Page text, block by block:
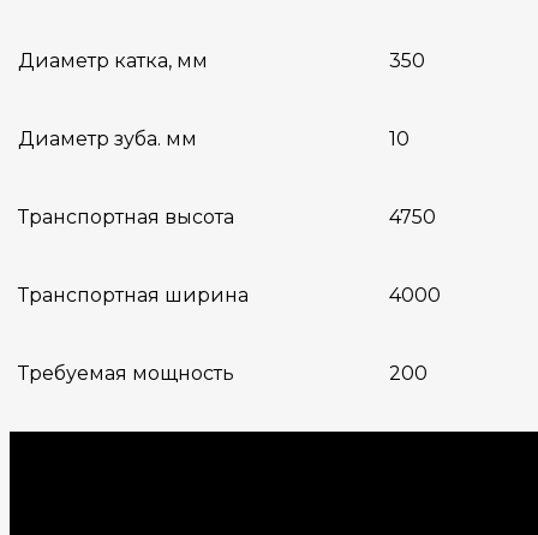
Диаметр катка, мм 350
Диаметр зуба. мм 10
Транспортная высота 4750
Транспортная ширина 4000
Требуемая мощность 200